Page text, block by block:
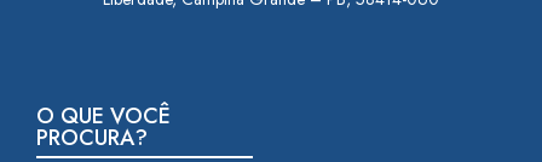
O QUE VOCÊ
PROCURA?